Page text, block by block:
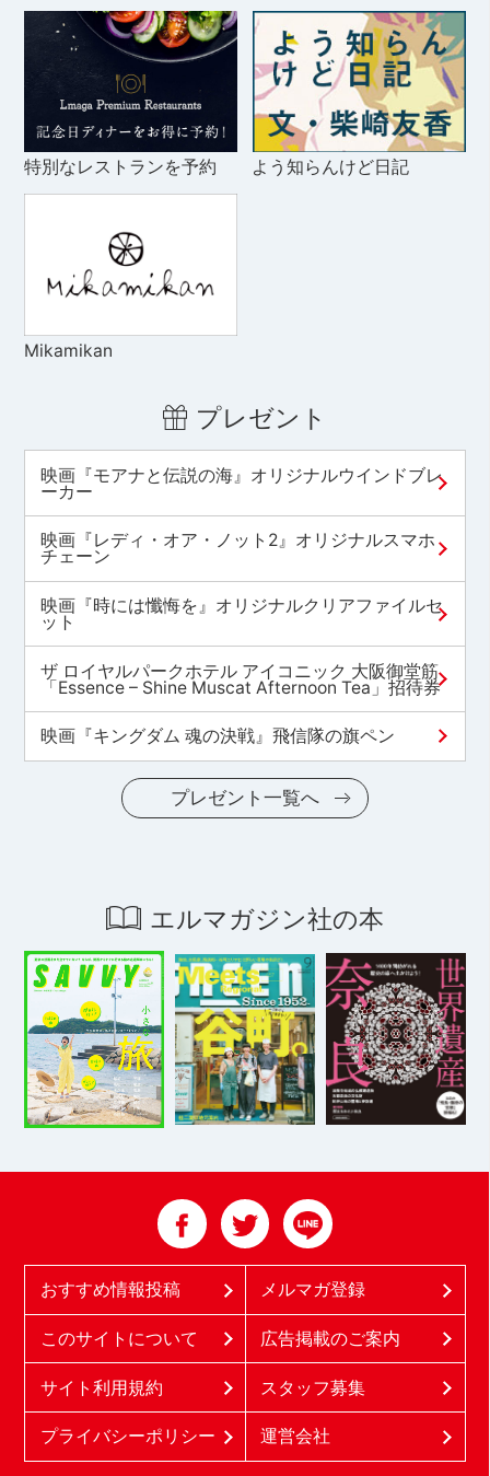
特別なレストランを予約 よう知らんけど日記
Mikamikan
プレゼント
映画『モアナと伝説の海』オリジナルウインドブレ
ーカー
映画『レディ・オア・ノット2』オリジナルスマホ
チェーン
映画『時には懺悔を』オリジナルクリアファイルセ
ット
ザ ロイヤルパークホテル アイコニック 大阪御堂筋
「Essence – Shine Muscat Afternoon Tea」招待券
映画『キングダム 魂の決戦』飛信隊の旗ペン
プレゼント一覧へ
エルマガジン社の本
おすすめ情報投稿 メルマガ登録
このサイトについて 広告掲載のご案内
サイト利用規約 スタッフ募集
プライバシーポリシー 運営会社